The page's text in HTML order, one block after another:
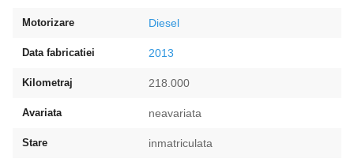
Motorizare Diesel
Data fabricatiei 2013
Kilometraj 218.000
Avariata neavariata
Stare inmatriculata